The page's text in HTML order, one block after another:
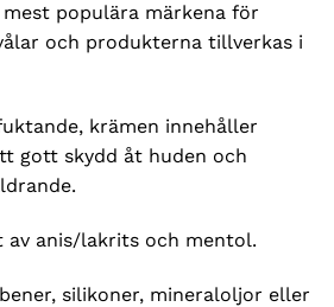
populära märkena för
och produkterna tillverkas i
krämen innehåller
gott skydd åt huden och
av anis/lakrits och mentol.
silikoner, mineraloljor eller